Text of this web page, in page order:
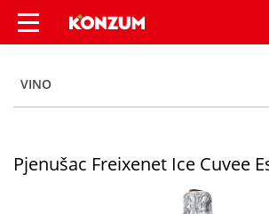
Pjenušac Freixenet Ice
VINO
Pjenušac Freixenet Ice Cuvee